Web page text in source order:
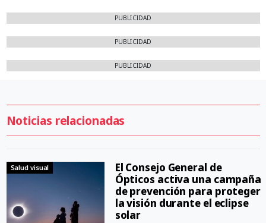
PUBLICIDAD
PUBLICIDAD
PUBLICIDAD
Noticias relacionadas
Salud visual
El Consejo General de
Ópticos activa una campaña
de prevención para proteger
la visión durante el eclipse
solar